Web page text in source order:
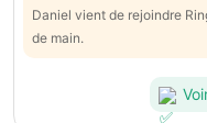
Daniel vient de rejoindre
de main.